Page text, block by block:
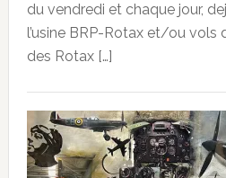
du vendredi et chaque jour,
l’usine BRP-Rotax et/ou
des Rotax […]